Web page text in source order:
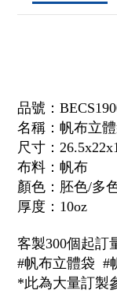
品號：
名稱：帆布立
尺寸：
布料：帆布
顏色：胚色/多
厚度：10oz
客製300個起訂
#帆布立體袋 #
*此為大量訂製